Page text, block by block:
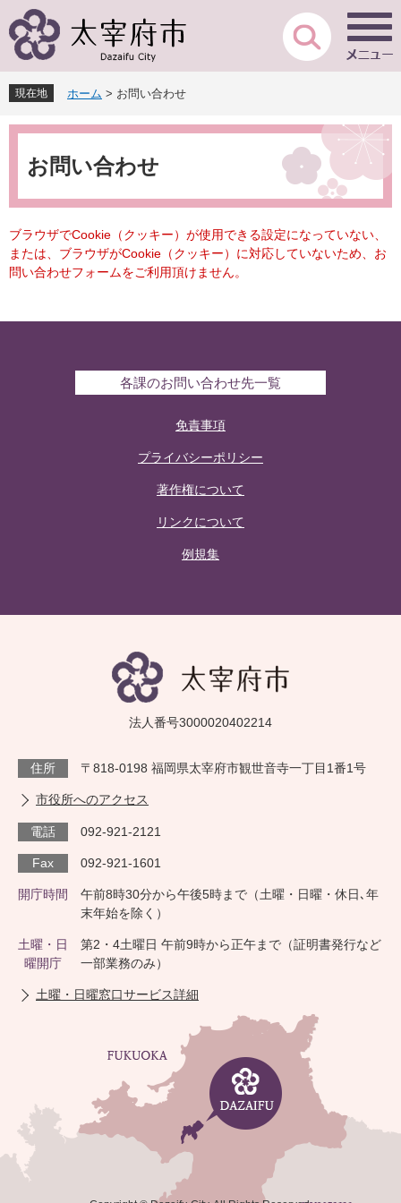
ー
先
頭
で
ニ
を
飛
ば
現在地 ホーム > お問い合わせ
本
お問い合わせ
ブラウザでCookie（クッキー）が使用できる設定になっていない、
または、ブラウザがCookie（クッキー）に対応していないため、お
問い合わせフォームをご利用頂けません。
各課のお問い合わせ先一覧
免責事項
プライバシーポリシー
著作権について
リンクについて
例規集
法人番号3000020402214
住所 〒818-0198 福岡県太宰府市観世音寺一丁目1番1号
市役所へのアクセス
電話 092-921-2121
Fax 092-921-1601
開庁時間
午前8時30分から午後5時まで（土曜・日曜・休日､年
末年始を除く）
土曜・日
曜開庁
第2・4土曜日 午前9時から正午まで（証明書発行など
一部業務のみ）
土曜・日曜窓口サービス詳細